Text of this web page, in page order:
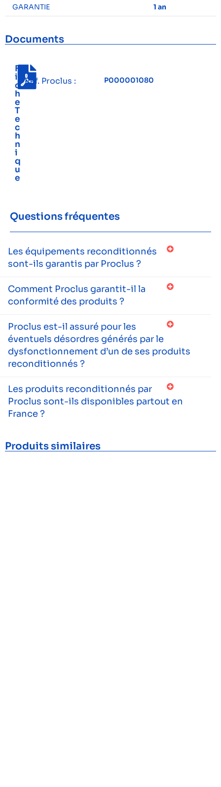
GARANTIE
1 an
Documents
F
i
c
h
e
T
e
c
h
n
i
q
u
e
Réf. Proclus : P000001080
Questions fréquentes
Les équipements reconditionnés
sont-ils garantis par Proclus ?
Comment Proclus garantit-il la
conformité des produits ?
Proclus est-il assuré pour les
éventuels désordres générés par le
dysfonctionnement d’un de ses produits
reconditionnés ?
Les produits reconditionnés par
Proclus sont-ils disponibles partout en
France ?
Produits similaires